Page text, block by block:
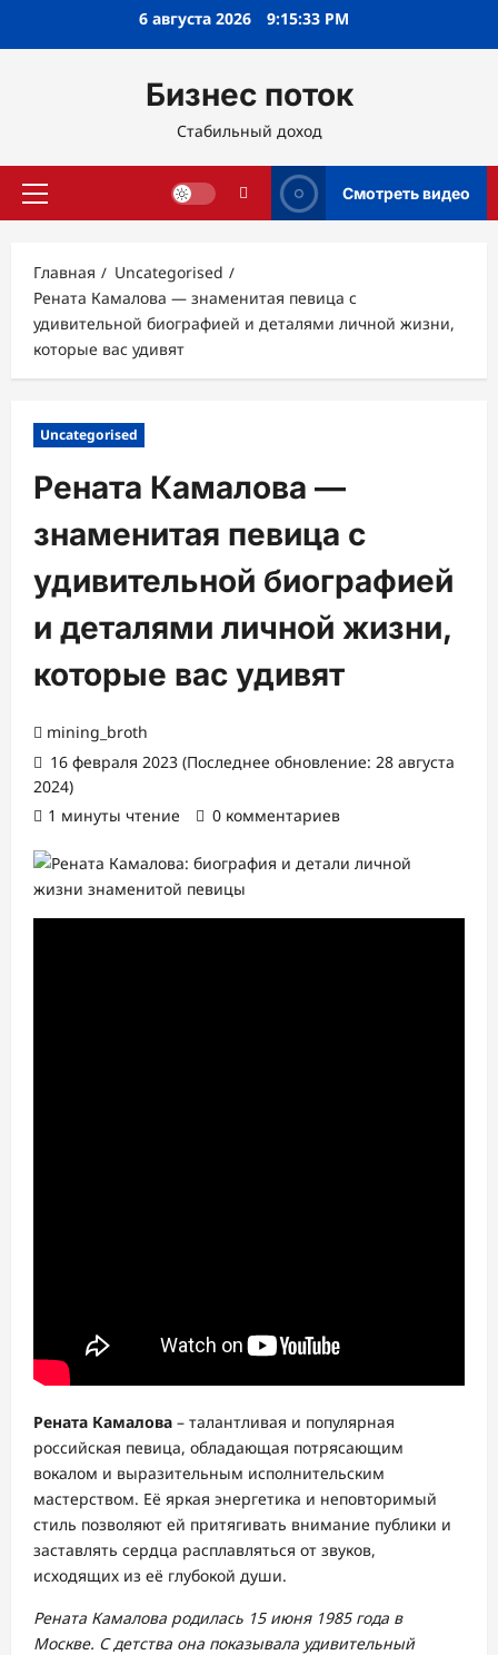
6 августа 2026 9:15:35 PM
Бизнес поток
Стабильный доход
Основное
Смотреть видео
Главная
Uncategorised
Рената Камалова — знаменитая певица с
удивительной биографией и деталями личной жизни,
которые вас удивят
Uncategorised
Рената Камалова —
знаменитая певица с
удивительной биографией
и деталями личной жизни,
которые вас удивят
mining_broth
16 февраля 2023 (Последнее обновление: 28 августа
2024)
1 минуты чтение
0 комментариев
Рената Камалова – талантливая и популярная
российская певица, обладающая потрясающим
вокалом и выразительным исполнительским
мастерством. Её яркая энергетика и неповторимый
стиль позволяют ей притягивать внимание публики и
заставлять сердца расплавляться от звуков,
исходящих из её глубокой души.
Рената Камалова родилась 15 июня 1985 года в
Москве. С детства она показывала удивительный